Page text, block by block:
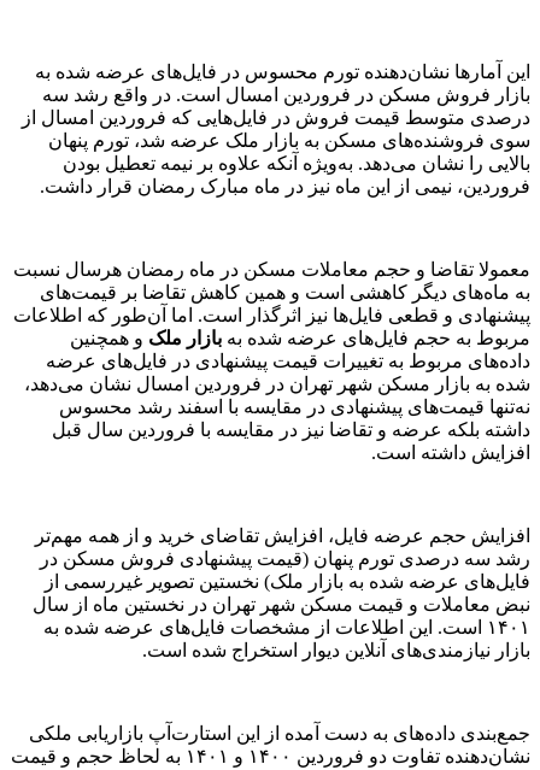
این آمارها نشان‌دهنده تورم محسوس در فایل‌‌های عرضه شده به
بازار فروش مسکن در فروردین امسال است. در واقع رشد سه
درصدی متوسط قیمت فروش در فایل‌‌هایی که فروردین امسال از
سوی فروشنده‌های مسکن به بازار ملک عرضه شد، تورم پنهان
بالایی را نشان می‌دهد. به‌ویژه آنکه علاوه بر نیمه تعطیل بودن
فروردین، نیمی از این ماه نیز در ماه مبارک رمضان قرار داشت.
معمولا تقاضا و حجم معاملات مسکن در ماه رمضان هرسال نسبت
به ماه‌های دیگر کاهشی است و همین کاهش تقاضا بر قیمت‌‌های
پیشنهادی و قطعی فایل‌‌ها نیز اثرگذار است. اما آن‌طور که اطلاعات
مربوط به حجم فایل‌‌های عرضه شده به بازار ملک و همچنین
داده‌های مربوط به تغییرات قیمت پیشنهادی در فایل‌‌های عرضه
شده به بازار مسکن شهر تهران در فروردین امسال نشان می‌دهد،
نه‌تنها قیمت‌‌های پیشنهادی در مقایسه با اسفند رشد محسوس
داشته بلکه عرضه و تقاضا نیز در مقایسه با فروردین سال قبل
افزایش داشته است.
افزایش حجم عرضه فایل، افزایش تقاضای خرید و از همه مهم‌تر
رشد سه درصدی تورم پنهان (قیمت پیشنهادی فروش مسکن در
فایل‌‌های عرضه شده به بازار ملک) نخستین تصویر غیررسمی از
نبض معاملات و قیمت مسکن شهر تهران در نخستین ماه از سال
۱۴۰۱ است. این اطلاعات از مشخصات فایل‌‌های عرضه شده به
بازار نیازمندی‌‌های آنلاین دیوار استخراج شده است.
جمع‌‌بندی داده‌های به دست آمده از این استارت‌آپ بازاریابی ملکی
نشان‌دهنده تفاوت دو فروردین ۱۴۰۰ و ۱۴۰۱ به لحاظ حجم و قیمت